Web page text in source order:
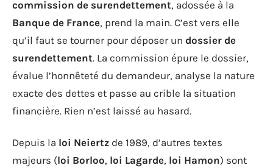
commission de surendettement, adossée à la
Banque de France, prend la main. C’est vers elle
qu’il faut se tourner pour déposer un dossier de
surendettement. La commission épure le dossier,
évalue l’honnêteté du demandeur, analyse la nature
exacte des dettes et passe au crible la situation
financière. Rien n’est laissé au hasard.
Depuis la loi Neiertz de 1989, d’autres textes
majeurs (loi Borloo, loi Lagarde, loi Hamon) sont